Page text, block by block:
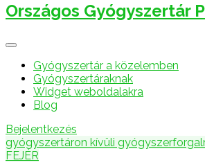
Országos Gyógyszertár
Gyógyszertár a közelemben
Gyógyszertáraknak
Widget weboldalakra
Blog
Bejelentkezés
gyógyszertáron kívüli
FEJÉR